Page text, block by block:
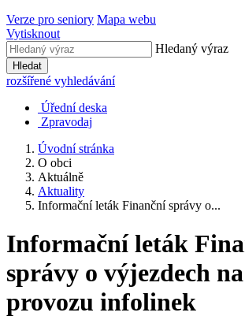
Verze pro seniory Mapa webu
Vytisknout
Hledaný výraz
Hledat
rozšířené vyhledávání
Úřední deska
Zpravodaj
Úvodní stránka
O obci
Aktuálně
Aktuality
Informační leták Finanční správy o...
Informační leták
správy o výjezdech
provozu infolinek